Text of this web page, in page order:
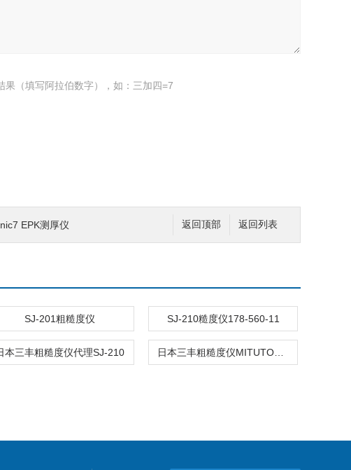
果（填写阿拉伯数字），如：三加四=7
返回列表
返回顶部
EPK测厚仪
SJ-201粗糙度仪 SJ-210糙度仪178-560-11
本三丰粗糙度仪代理SJ-210